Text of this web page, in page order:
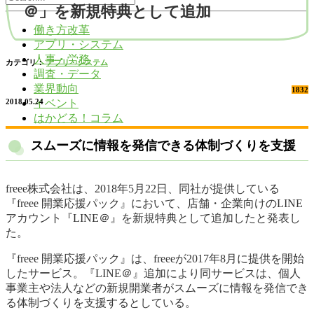
働き方改革
アプリ・システム
人事・労務
調査・データ
業界動向
イベント
はかどる！コラム
＠」を新規特典として追加
カテゴリ： アプリ・システム
1832
2018.05.24
スムーズに情報を発信できる体制づくりを支援
freee株式会社は、2018年5月22日、同社が提供している
『freee 開業応援パック』において、店舗・企業向けのLINE
アカウント『LINE＠』を新規特典として追加したと発表し
た。
『freee 開業応援パック』は、freeeが2017年8月に提供を開始
したサービス。『LINE＠』追加により同サービスは、個人
事業主や法人などの新規開業者がスムーズに情報を発信でき
る体制づくりを支援するとしている。